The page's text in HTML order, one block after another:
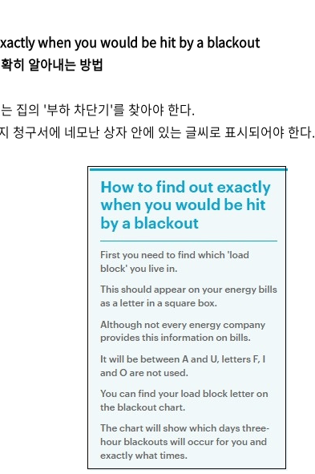
when you would be hit by a blackout
히 알아내는 방법
집의 '부하 차단기'를 찾아야 한다.
청구서에 네모난 상자 안에 있는 글씨로 표시되어야 한다.